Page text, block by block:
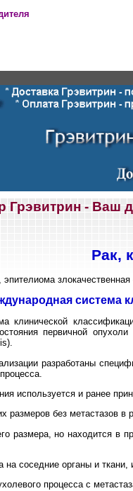
Грэвитрин - Ваш
Рак,
, эпителиома
система
клинической
первичной
разработаны
используется и ранее
размеров без метастазов в
размера, но находится в
соседние органы и ткани,
процесса с